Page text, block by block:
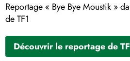
Reportage « Bye Bye Moustik »
de TF1
Découvrir le reportage de